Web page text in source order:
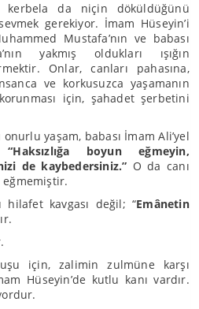
kerbela da niçin döküldüğünü
gerekiyor. İmam Hüseyin’i
Mustafa’nın ve babası
yakmış oldukları ışığın
Onlar, canları pahasına,
ve korkusuzca yaşamanın
için, şahadet şerbetini
yaşam, babası İmam Ali’yel
boyun eğmeyin,
de kaybedersiniz.” O da canı
eğmemiştir.
hilafet kavgası değil; “Emânetin
için, zalimin zulmüne karşı
Hüseyin’de kutlu kanı vardır.